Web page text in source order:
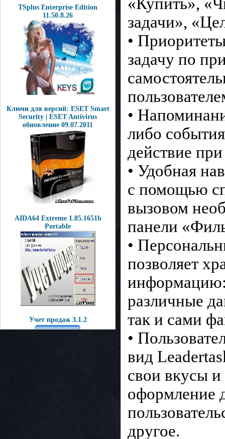
TSplus Enterprise Edition
11.50.8.26
Ключи для версий: ESET Smart
Security | ESET Antivirus
обновление 09.07.2011
AIDA64 Extreme 1.85.1651b
Portable
Учет продаж 3.1.2
задачи»,
•
задачу по
•
либо
действие
• Удобная
с помощью
вызовом
панели
•
позволяет
информацию:
различные
так и сами
•
вид
свои вкусы
оформление
другое.